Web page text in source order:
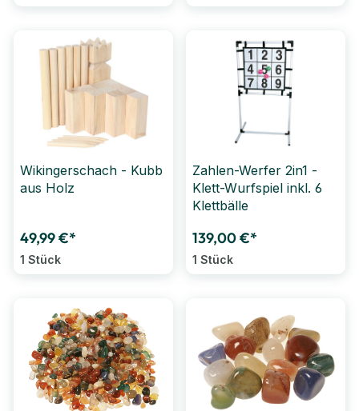
Wikingerschach - Kubb
aus Holz
49,99 €*
1 Stück
Zahlen-Werfer 2in1 -
Klett-Wurfspiel inkl. 6
Klettbälle
139,00 €*
1 Stück